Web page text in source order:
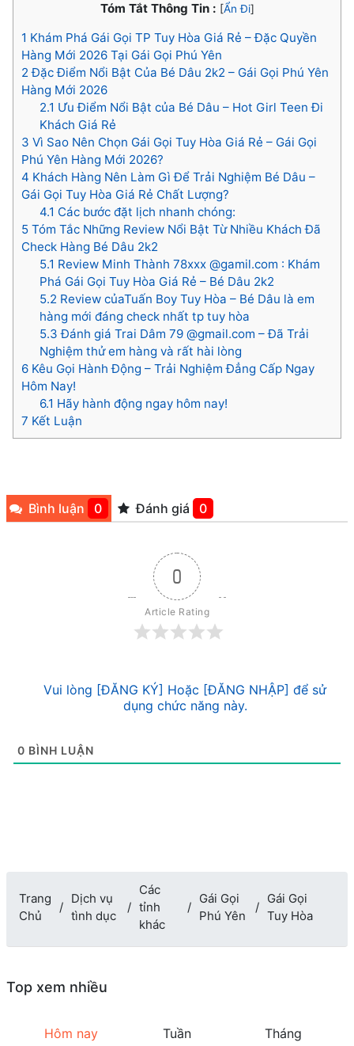
Tóm Tắt Thông Tin : [Ẩn Đi]
1 Khám Phá Gái Gọi TP Tuy Hòa Giá Rẻ – Đặc Quyền
Hàng Mới 2026 Tại Gái Gọi Phú Yên
2 Đặc Điểm Nổi Bật Của Bé Dâu 2k2 – Gái Gọi Phú Yên
Hàng Mới 2026
2.1 Ưu Điểm Nổi Bật của Bé Dâu – Hot Girl Teen Đi
Khách Giá Rẻ
3 Vì Sao Nên Chọn Gái Gọi Tuy Hòa Giá Rẻ – Gái Gọi
Phú Yên Hàng Mới 2026?
4 Khách Hàng Nên Làm Gì Để Trải Nghiệm Bé Dâu –
Gái Gọi Tuy Hòa Giá Rẻ Chất Lượng?
4.1 Các bước đặt lịch nhanh chóng:
5 Tóm Tắc Những Review Nổi Bật Từ Nhiều Khách Đã
Check Hàng Bé Dâu 2k2
5.1 Review Minh Thành 78xxx @gamil.com : Khám
Phá Gái Gọi Tuy Hòa Giá Rẻ – Bé Dâu 2k2
5.2 Review củaTuấn Boy Tuy Hòa – Bé Dâu là em
hàng mới đáng check nhất tp tuy hòa
5.3 Đánh giá Trai Dâm 79 @gmail.com – Đã Trải
Nghiệm thử em hàng và rất hài lòng
6 Kêu Gọi Hành Động – Trải Nghiệm Đẳng Cấp Ngay
Hôm Nay!
6.1 Hãy hành động ngay hôm nay!
7 Kết Luận
Bình luận 0 Đánh giá 0
0
Article Rating
Vui lòng [ĐĂNG KÝ] Hoặc [ĐĂNG NHẬP] để sử
dụng chức năng này.
0 BÌNH LUẬN
Trang
Chủ
Dịch vụ
tình dục
Các
tỉnh
khác
Gái Gọi
Phú Yên
Gái Gọi
Tuy Hòa
Top xem nhiều
Hôm nay Tuần Tháng